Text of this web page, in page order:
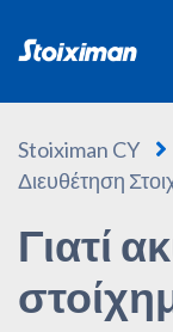
Stoiximan CY
Διευθέτηση
Γιατί